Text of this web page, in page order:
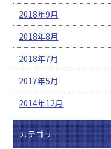
2018年9月
2018年8月
2018年7月
2017年5月
2014年12月
カテゴリー